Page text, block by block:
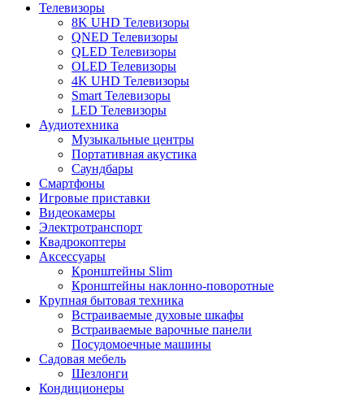
Телевизоры
8K UHD Телевизоры
QNED Телевизоры
QLED Телевизоры
OLED Телевизоры
4K UHD Телевизоры
Smart Телевизоры
LED Телевизоры
Аудиотехника
Музыкальные центры
Портативная акустика
Саундбары
Смартфоны
Игровые приставки
Видеокамеры
Электротранспорт
Квадрокоптеры
Аксессуары
Кронштейны Slim
Кронштейны наклонно-поворотные
Крупная бытовая техника
Встраиваемые духовые шкафы
Встраиваемые варочные панели
Посудомоечные машины
Садовая мебель
Шезлонги
Кондиционеры